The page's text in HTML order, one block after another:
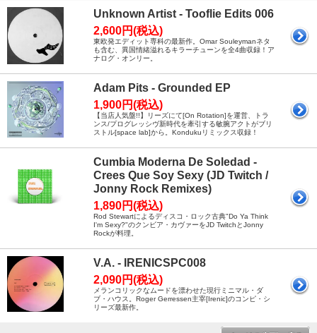
Unknown Artist - Tooflie Edits 006
2,600円(税込)
東欧発エディット専科の最新作。Omar Souleymanネタ
も含む、異国情緒溢れるキラーチューンを全4曲収録！ア
ナログ・オンリー。
Adam Pits - Grounded EP
1,900円(税込)
【当店人気盤!!】リーズにて[On Rotation]を運営、トラ
ンス/プログレッシヴ新時代を牽引する敏腕アクトがブリ
ストル[space lab]から。Kondukuリミックス収録！
Cumbia Moderna De Soledad -
Crees Que Soy Sexy (JD Twitch /
Jonny Rock Remixes)
1,890円(税込)
Rod Stewartによるディスコ・ロック古典"Do Ya Think
I'm Sexy?"のクンビア・カヴァーをJD TwitchとJonny
Rockが料理。
V.A. - IRENICSPC008
2,090円(税込)
メランコリックなムードを漂わせた現行ミニマル・ダ
ブ・ハウス。Roger Gerressen主宰[Irenic]のコンピ・シ
リーズ最新作。